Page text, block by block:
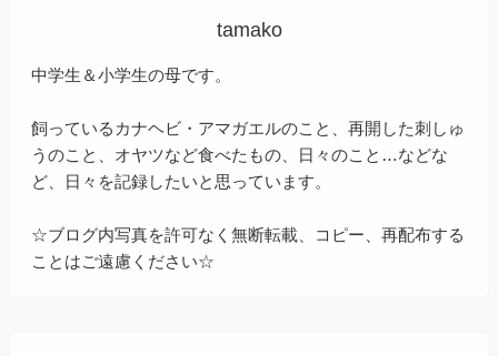
tamako
中学生＆小学生の母です。
飼っているカナヘビ・アマガエルのこと、再開した刺しゅ
うのこと、オヤツなど食べたもの、日々のこと…などな
ど、日々を記録したいと思っています。
☆ブログ内写真を許可なく無断転載、コピー、再配布する
ことはご遠慮ください☆